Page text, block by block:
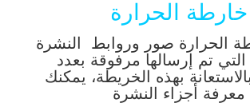
خارطة الحرارة
الحرارة صور وروابط النشرة
التي تم إرسالها مرفوقة بعدد
بهذه الخريطة، يمكنك
معرفة أجزاء النشرة